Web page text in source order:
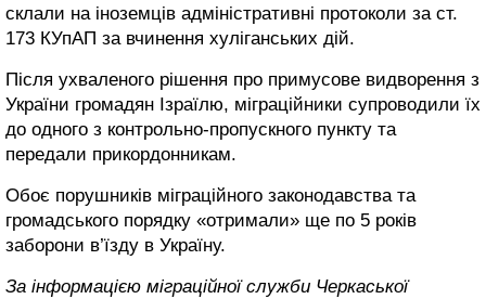
склали на іноземців адміністративні протоколи за ст.
173 КУпАП за вчинення хуліганських дій.
Після ухваленого рішення про примусове видворення з
України громадян Ізраїлю, міграційники супроводили їх
до одного з контрольно-пропускного пункту та
передали прикордонникам.
Обоє порушників міграційного законодавства та
громадського порядку «отримали» ще по 5 років
заборони в’їзду в Україну.
За інформацією міграційної служби Черкаської